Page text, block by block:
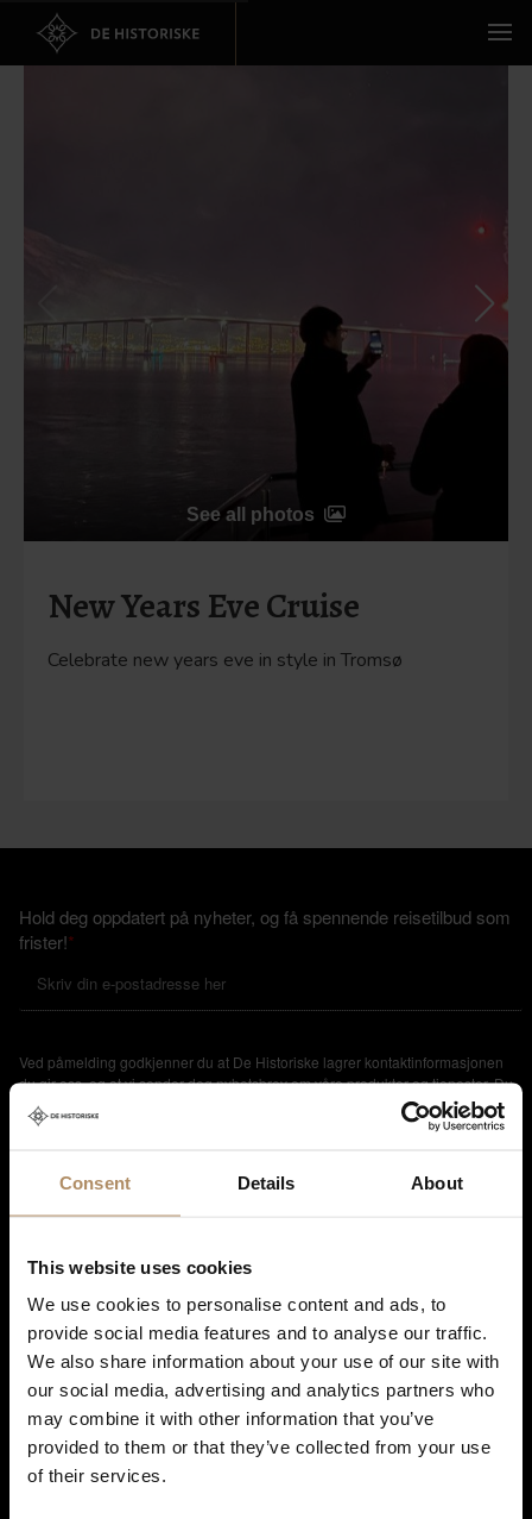
Consent Details About
This website uses cookies
We use cookies to personalise content and ads, to
provide social media features and to analyse our traffic.
We also share information about your use of our site with
our social media, advertising and analytics partners who
may combine it with other information that you’ve
provided to them or that they’ve collected from your use
of their services.
See all photos
New Years Eve Cruise
Celebrate new years eve in style in Tromsø
Hold deg oppdatert på nyheter, og få spennende reisetilbud som
frister!*
Ved påmelding godkjenner du at De Historiske lagrer kontaktinformasjonen
du gir oss, og at vi sender deg nyhetsbrev om våre produkter og tjenester. Du
kan oppheve abonnementet når som helst. Hvis du vil ha mer informasjon
om vår praksis for personvern og hvordan vi forplikter oss til å beskytte ditt